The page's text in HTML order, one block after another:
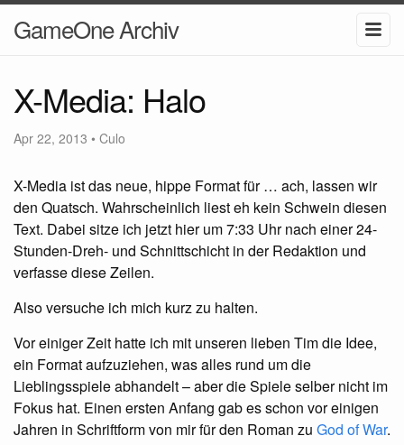
GameOne Archiv
X-Media: Halo
Apr 22, 2013 • Culo
X-Media ist das neue, hippe Format für … ach, lassen wir
den Quatsch. Wahrscheinlich liest eh kein Schwein diesen
Text. Dabei sitze ich jetzt hier um 7:33 Uhr nach einer 24-
Stunden-Dreh- und Schnittschicht in der Redaktion und
verfasse diese Zeilen.
Also versuche ich mich kurz zu halten.
Vor einiger Zeit hatte ich mit unseren lieben Tim die Idee,
ein Format aufzuziehen, was alles rund um die
Lieblingsspiele abhandelt – aber die Spiele selber nicht im
Fokus hat. Einen ersten Anfang gab es schon vor einigen
Jahren in Schriftform von mir für den Roman zu God of War.